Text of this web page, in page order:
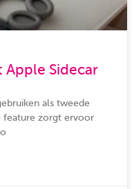
Apple Sidecar
als tweede
feature zorgt ervoor